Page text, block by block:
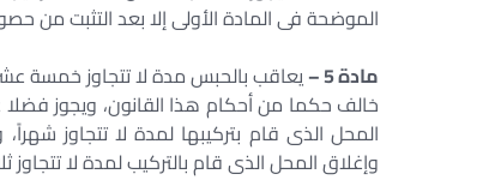
الموضحة فى المادة الأولى إلا بعد التثبت
مادة 5 –
يعاقب بالحبس مدة لا تتجاوز خمسة
خالف حكما من أحكام هذا القانون، ويجوز فضلا
المحل الذى قام بتركيبها لمدة لا تتجاوز
وإغلاق المحل الذى قام بالتركيب لمدة لا تتجاوز